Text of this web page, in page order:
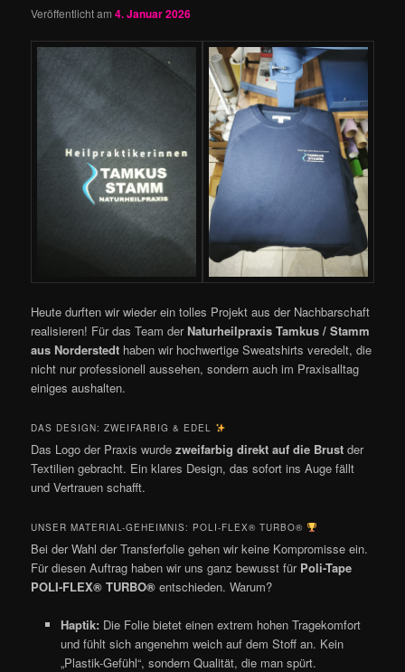
Veröffentlicht am4. Januar 2026
Heute durften wir wieder ein tolles Projekt aus der Nachbarschaft
realisieren! Für das Team der Naturheilpraxis Tamkus / Stamm
aus Norderstedt haben wir hochwertige Sweatshirts veredelt, die
nicht nur professionell aussehen, sondern auch im Praxisalltag
einiges aushalten.
DAS DESIGN: ZWEIFARBIG & EDEL
Das Logo der Praxis wurdezweifarbig direkt auf die Brust der
Textilien gebracht. Ein klares Design, das sofort ins Auge fällt
und Vertrauen schafft.
UNSER MATERIAL-GEHEIMNIS: POLI-FLEX® TURBO®
Bei der Wahl der Transferfolie gehen wir keine Kompromisse ein.
Für diesen Auftrag haben wir uns ganz bewusst für Poli-Tape
POLI-FLEX® TURBO® entschieden. Warum?
Haptik: Die Folie bietet einen extrem hohen Tragekomfort
und fühlt sich angenehm weich auf dem Stoff an. Kein
„Plastik-Gefühl“, sondern Qualität, die man spürt.